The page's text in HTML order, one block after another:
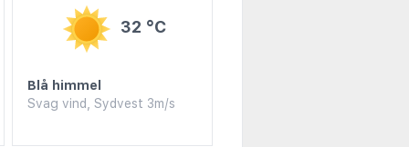
32 °C
Blå himmel
Svag vind, Sydvest 3m/s